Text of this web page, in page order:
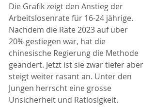
Die Grafik zeigt den Anstieg der
Arbeitslosenrate für 16-24 jährige.
Nachdem die Rate 2023 auf über
20% gestiegen war, hat die
chinesische Regierung die Methode
geändert. Jetzt ist sie zwar tiefer aber
steigt weiter rasant an. Unter den
Jungen herrscht eine grosse
Unsicherheit und Ratlosigkeit.